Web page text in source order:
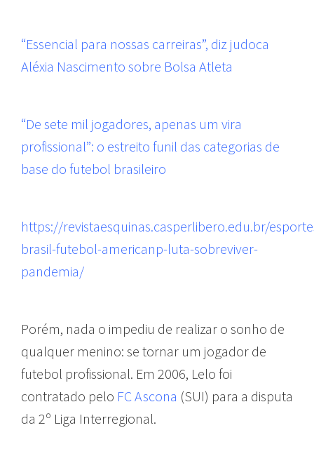
“Essencial para nossas carreiras”, diz judoca
Aléxia Nascimento sobre Bolsa Atleta
“De sete mil jogadores, apenas um vira
profissional”: o estreito funil das categorias de
base do futebol brasileiro
https://revistaesquinas.casperlibero.edu.br/
brasil-futebol-americanp-luta-sobreviver-
pandemia/
Porém, nada o impediu de realizar o sonho de
qualquer menino: se tornar um jogador de
futebol profissional. Em 2006, Lelo foi
contratado pelo FC Ascona (SUI) para a disputa
da 2º Liga Interregional.